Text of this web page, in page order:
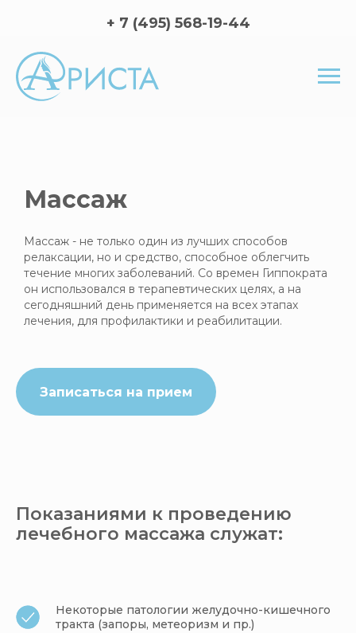
+ 7 (495) 568-19-44
Массаж
Массаж - не только один из лучших способов
релаксации, но и средство, способное облегчить
течение многих заболеваний. Со времен Гиппократа
он использовался в терапевтических целях, а на
сегодняшний день применяется на всех этапах
лечения, для профилактики и реабилитации.
Записаться на прием
Показаниями к проведению
лечебного массажа служат:
Некоторые патологии желудочно-кишечного
тракта (запоры, метеоризм и пр.)